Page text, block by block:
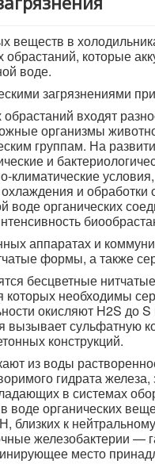
веществ в
обрастаний, которые
воде.
загрязнениями
обрастаний входят
организмы
группам. На
и
климатические
и
воде органических
аппаратах и
формы, а также
бесцветные
которых необходимы
окисляют H2S до
вызывает
конструкций.
из воды
гидрата
в системах
воде органических
близких к
железобактерии —
место